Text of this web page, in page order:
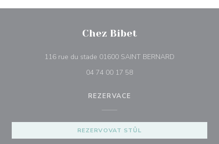
Chez Bibet
116 rue du stade 01600 SAINT BERNARD
04 74 00 17 58
REZERVACE
REZERVOVAT STŮL